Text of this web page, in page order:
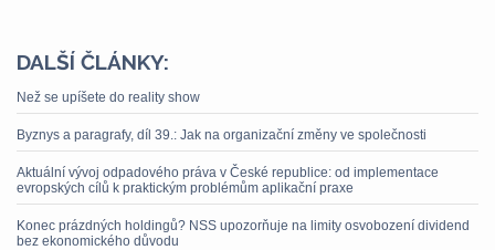
DALŠÍ ČLÁNKY:
Než se upíšete do reality show
Byznys a paragrafy, díl 39.: Jak na organizační změny ve společnosti
Aktuální vývoj odpadového práva v České republice: od implementace
evropských cílů k praktickým problémům aplikační praxe
Konec prázdných holdingů? NSS upozorňuje na limity osvobození dividend
bez ekonomického důvodu